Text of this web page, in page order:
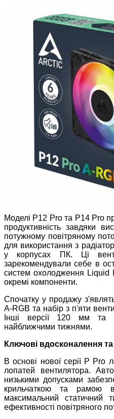
Моделі P12 Pro та P14 Pro
продуктивність завдяки
потужному повітряному
для використання з
у корпусах ПК. Ці
зарекомендували себе в
систем охолодження Liquid
окремі компоненти.
Спочатку у продажу
A-RGB та набір з п'яти
Інші версії 120 мм та
найближчими тижнями.
Ключові вдосконалення
В основі нової серії P Pro
лопатей вентилятора.
низькими допусками
крильчаткою та рамою
максимальний статичний
ефективності повітряного